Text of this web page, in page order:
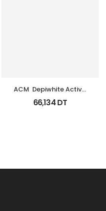
ACM  Depiwhite Active
Gel Unifiant Anti Taches
40Ml
66,134DT